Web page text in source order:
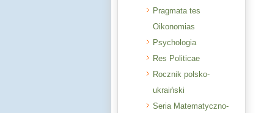
Pragmata tes
Oikonomias
Psychologia
Res Politicae
Rocznik polsko-
ukraiński
Seria Matematyczno-